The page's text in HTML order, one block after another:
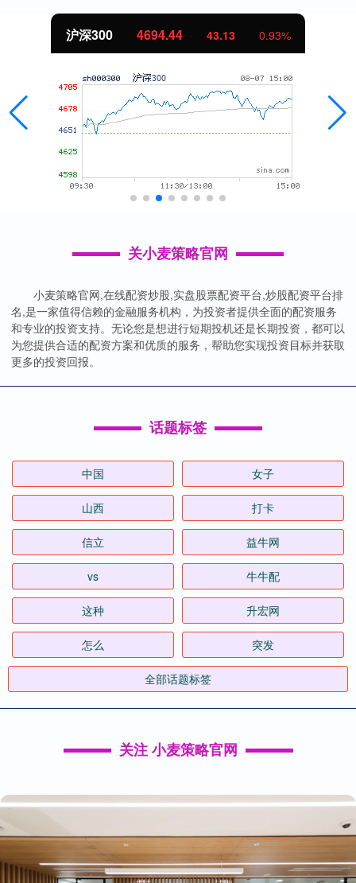
4694.44 43.13 0.93%
关小麦策略官网
小麦策略官网,在线配资炒股,实盘股票配资平台,炒股配资平台排
名,是一家值得信赖的金融服务机构，为投资者提供全面的配资服务
和专业的投资支持。无论您是想进行短期投机还是长期投资，都可以
为您提供合适的配资方案和优质的服务，帮助您实现投资目标并获取
更多的投资回报。
话题标签
中国 女子
山西 打卡
信立 益牛网
vs 牛牛配
这种 升宏网
怎么 突发
全部话题标签
关注 小麦策略官网